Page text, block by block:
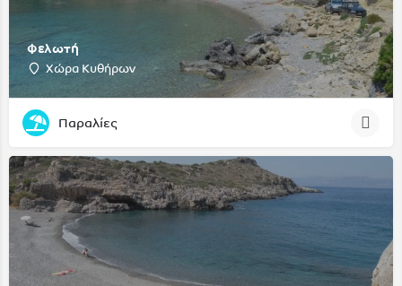
Φελωτή
Χώρα Κυθήρων
Παραλίες